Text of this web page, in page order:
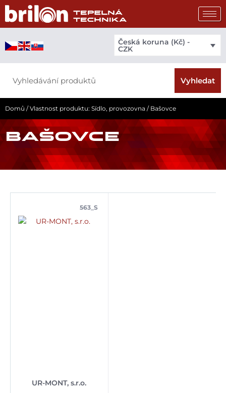
Přeskočit
obsah
Česká koruna (Kč) -
CZK
Vyhledat
Domů / Vlastnost produktu: Sídlo, provozovna / Bašovce
BAŠOVCE
UR-MONT, s.r.o.
563_S